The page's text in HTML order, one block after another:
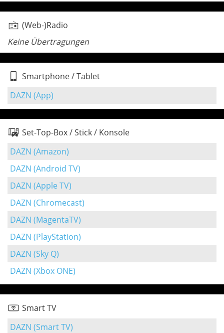
(Web-)Radio
Keine Übertragungen
Smartphone / Tablet
DAZN (App)
Set-Top-Box / Stick / Konsole
DAZN (Amazon)
DAZN (Android TV)
DAZN (Apple TV)
DAZN (Chromecast)
DAZN (MagentaTV)
DAZN (PlayStation)
DAZN (Sky Q)
DAZN (Xbox ONE)
Smart TV
DAZN (Smart TV)